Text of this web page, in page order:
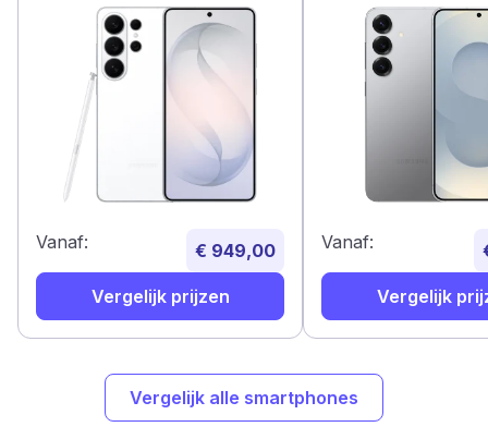
Vanaf: € 949,00
Vergelijk prijzen
Vanaf:
Vergelijk
Vergelijk alle smartphones